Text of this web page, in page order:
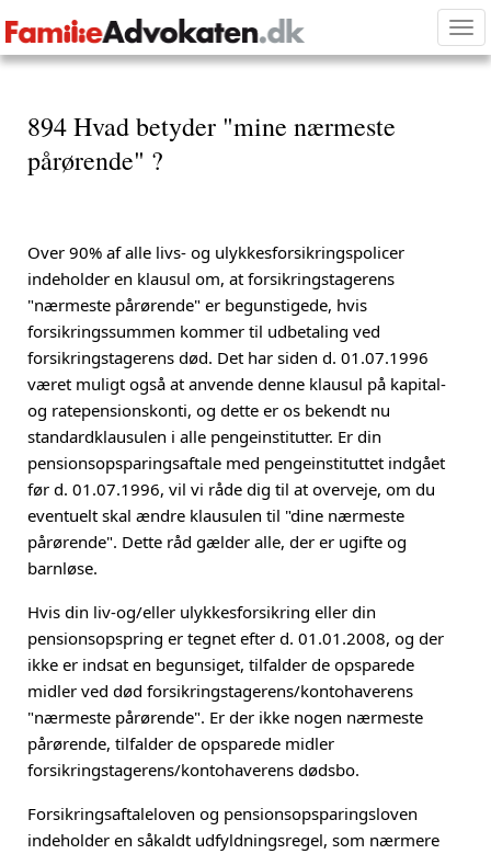
894 Hvad betyder "mine nærmeste
pårørende" ?
Over 90% af alle livs- og ulykkesforsikringspolicer
indeholder en klausul om, at forsikringstagerens
"nærmeste pårørende" er begunstigede, hvis
forsikringssummen kommer til udbetaling ved
forsikringstagerens død. Det har siden d. 01.07.1996
været muligt også at anvende denne klausul på kapital-
og ratepensionskonti, og dette er os bekendt nu
standardklausulen i alle pengeinstitutter. Er din
pensionsopsparingsaftale med pengeinstituttet indgået
før d. 01.07.1996, vil vi råde dig til at overveje, om du
eventuelt skal ændre klausulen til "dine nærmeste
pårørende". Dette råd gælder alle, der er ugifte og
barnløse.
Hvis din liv-og/eller ulykkesforsikring eller din
pensionsopspring er tegnet efter d. 01.01.2008, og der
ikke er indsat en begunsiget, tilfalder de opsparede
midler ved død forsikringstagerens/kontohaverens
"nærmeste pårørende". Er der ikke nogen nærmeste
pårørende, tilfalder de opsparede midler
forsikringstagerens/kontohaverens dødsbo.
Forsikringsaftaleloven og pensionsopsparingsloven
indeholder en såkaldt udfyldningsregel, som nærmere